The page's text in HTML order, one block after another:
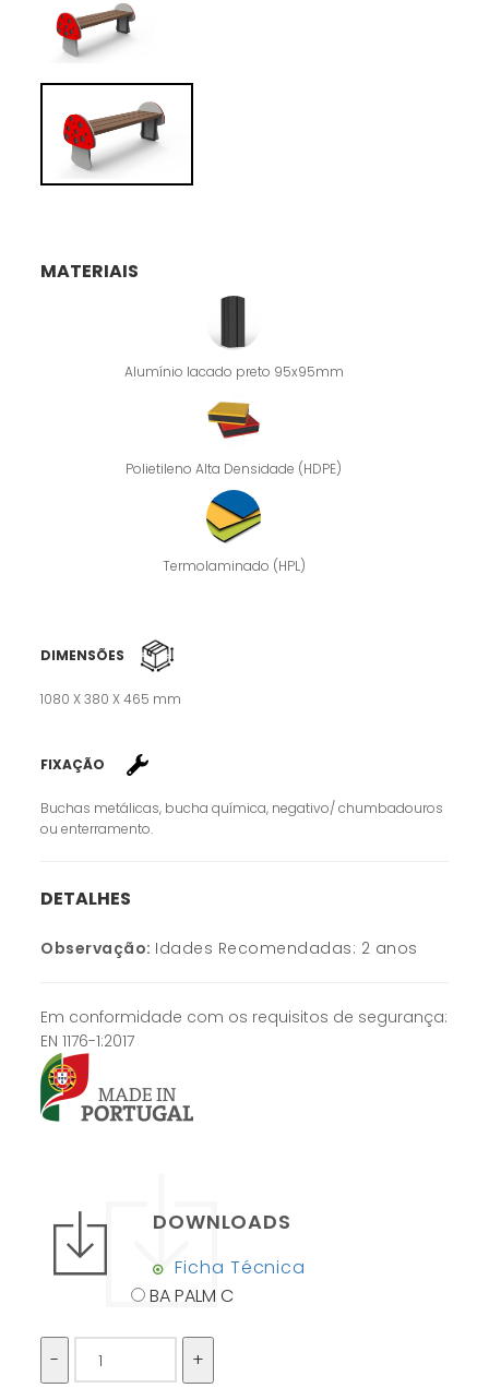
MATERIAIS
Alumínio lacado preto 95x95mm
Polietileno Alta Densidade (HDPE)
Termolaminado (HPL)
DIMENSÕES
1080 X 380 X 465 mm
FIXAÇÃO
Buchas metálicas, bucha química, negativo/ chumbadouros
ou enterramento.
DETALHES
Observação: Idades Recomendadas: 2 anos
Em conformidade com os requisitos de segurança:
EN 1176-1:2017
DOWNLOADS
Ficha Técnica
BA PALM C